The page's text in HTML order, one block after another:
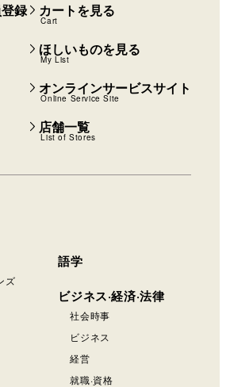
ズ
語学
ビジネス·経済·法律
社会時事
ビジネス
経営
就職·資格
録 カートを見る
Cart
ほしいものを見る
My List
オンラインサービスサイト
Online Service Site
店舗一覧
List of Stores